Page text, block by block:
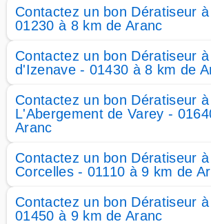
Contactez un bon Dératiseur
01230 à 8 km de Aranc
Contactez un bon Dératiseur
d'Izenave - 01430 à 8 km de
Contactez un bon Dératiseur à
L'Abergement de Varey -
Aranc
Contactez un bon Dératiseur
Corcelles - 01110 à 9 km de
Contactez un bon Dératiseur
01450 à 9 km de Aranc